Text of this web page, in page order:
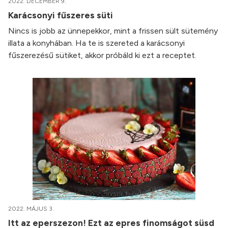
Karácsonyi fűszeres süti
Nincs is jobb az ünnepekkor, mint a frissen sült sütemény
illata a konyhában. Ha te is szereted a karácsonyi
fűszerezésű sütiket, akkor próbáld ki ezt a receptet.
2022. MÁJUS 3.
Itt az eperszezon! Ezt az epres finomságot süsd